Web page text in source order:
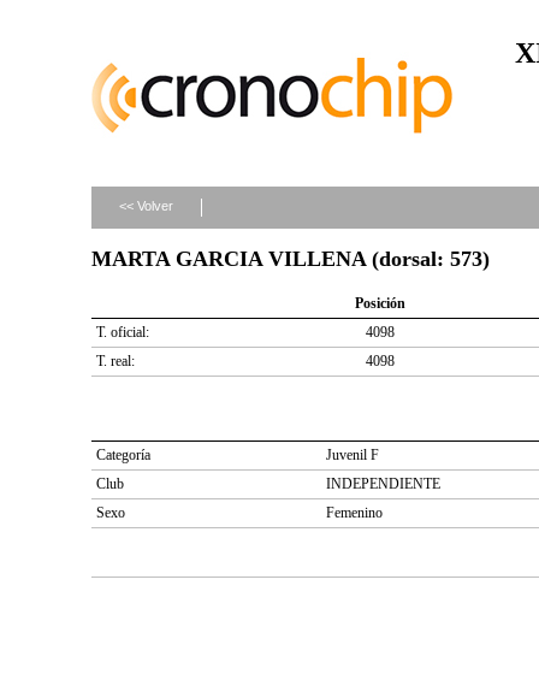
<< Volver
MARTA GARCIA VILLENA (dorsal: 573)
Posición
T. oficial:
4098
T. real:
4098
Categoría
Juvenil F
Club
INDEPENDIENTE
Sexo
Femenino